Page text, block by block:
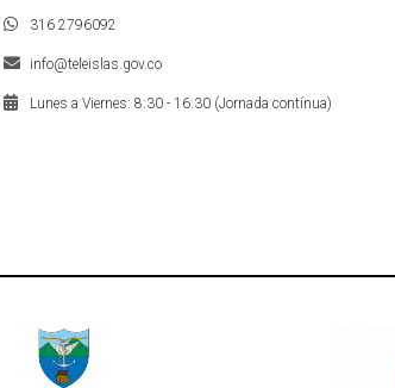
316 2796092
info@teleislas.gov.co
Lunes a Viernes: 8:30 - 16:30 (Jornada contínua)